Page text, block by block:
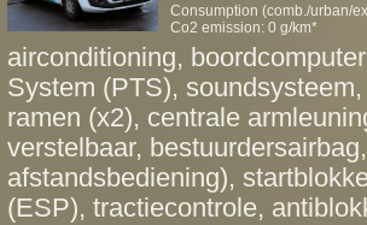
Consumption (comb./urban/
Co2 emission: 0 g/km*
airconditioning,
System (PTS),
ramen (x2), centrale
verstelbaar,
afstandsbediening),
(ESP), tractiecontrole,